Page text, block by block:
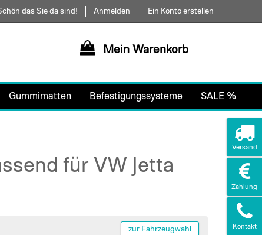
das Sie da sind! Anmelden Ein Konto erstellen
Mein Warenkorb
Gummimatten Befestigungssysteme SALE %
für VW Jetta
zur Fahrzeugwahl
Versand
Zahlung
Kontakt